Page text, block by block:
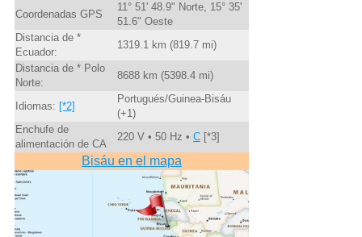
Coordenadas GPS
11° 51' 48.9" Norte, 15° 35'
51.6" Oeste
Distancia de *
Ecuador:
1319.1 km (819.7 mi)
Distancia de * Polo
Norte:
8688 km (5398.4 mi)
Idiomas: [*2]
Portugués/Guinea-Bisáu
(+1)
Enchufe de
alimentación de CA
220 V • 50 Hz • C[*3]
Bisáu en el mapa